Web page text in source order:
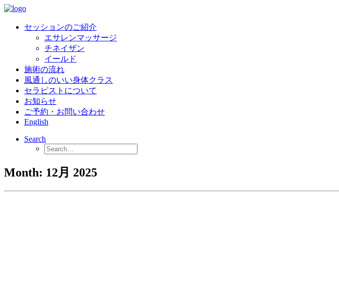
セッションのご紹介
エサレンマッサージ
チネイザン
イールド
施術の流れ
風通しのいい身体クラス
セラピストについて
お知らせ
ご予約・お問い合わせ
English
Search
Month: 12月 2025